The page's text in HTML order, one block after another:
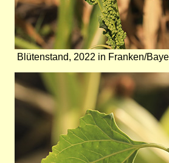
Blütenstand, 2022 in Franken/
Bild